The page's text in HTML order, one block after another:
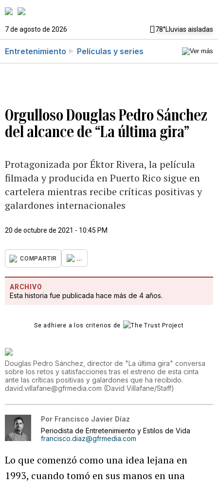
7 de agosto de 2026 78°Lluvias aisladas
Entretenimiento Películas y series
Orgulloso Douglas Pedro Sánchez
del alcance de “La última gira”
Protagonizada por Éktor Rivera, la película
filmada y producida en Puerto Rico sigue en
cartelera mientras recibe críticas positivas y
galardones internacionales
20 de octubre de 2021 - 10:45 PM
COMPARTIR ...
ARCHIVO
Esta historia fue publicada hace más de 4 años.
Se adhiere a los criterios de
Douglas Pedro Sánchez, director de "La última gira" conversa
sobre los retos y satisfacciones tras el estreno de esta cinta
ante las críticas positivas y galardones que ha recibido.
david.villafane@gfrmedia.com (David Villafane/Staff)
Por Francisco Javier Díaz
Periodista de Entretenimiento y Estilos de Vida
francisco.diaz@gfrmedia.com
Lo que comenzó como una idea lejana en
1993, cuando tomó en sus manos en una